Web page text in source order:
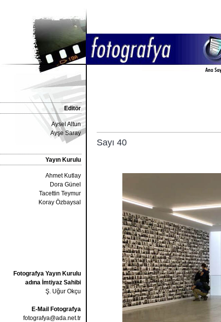
Editör
Aysel Altun
Ayşe Saray
Yayın Kurulu
Ahmet Kutlay
Dora Günel
Tacettin Teymur
Koray Özbaysal
Fotografya Yayın Kurulu
adına İmtiyaz Sahibi
Ş. Uğur Okçu
E-Mail Fotografya
fotografya@ada.net.tr
Sayı 40